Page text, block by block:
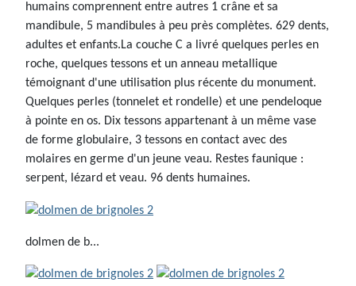
humains comprennent entre autres 1 crâne et sa
mandibule, 5 mandibules à peu près complètes. 629 dents,
adultes et enfants.La couche C a livré quelques perles en
roche, quelques tessons et un anneau metallique
témoignant d'une utilisation plus récente du monument.
Quelques perles (tonnelet et rondelle) et une pendeloque
à pointe en os. Dix tessons appartenant à un même vase
de forme globulaire, 3 tessons en contact avec des
molaires en germe d'un jeune veau. Restes faunique :
serpent, lézard et veau. 96 dents humaines.
dolmen de b...